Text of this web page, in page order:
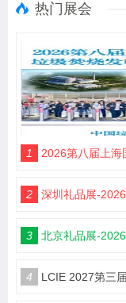
热门展会
1 2026第八届上海
2 深圳礼品展-
3 北京礼品展-2026
4 LCIE 2027第三届